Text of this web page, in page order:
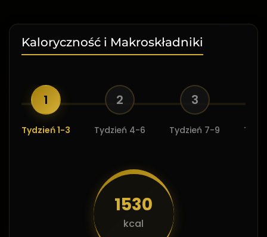
Kaloryczność i Makroskładniki
1
Tydzień 1-3
2
Tydzień 4-6
3
Tydzień 7-9
1530
kcal